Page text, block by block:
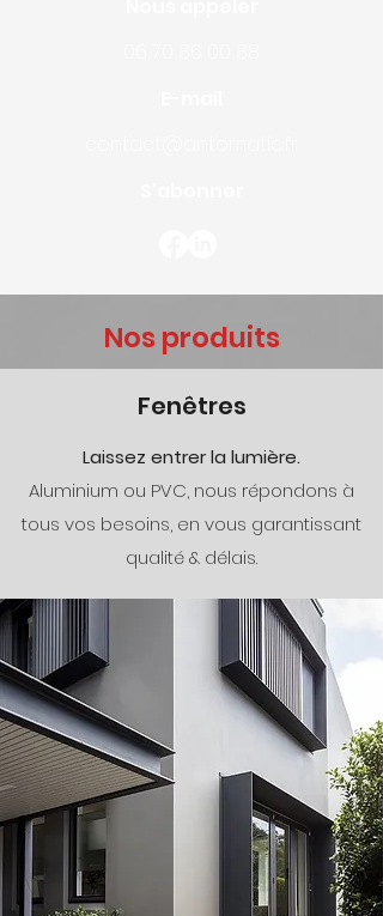
Nos produits
Fenêtres
Laissez entrer la lumière.
Aluminium ou PVC, nous répondons à
tous vos besoins, en vous garantissant
qualité & délais.